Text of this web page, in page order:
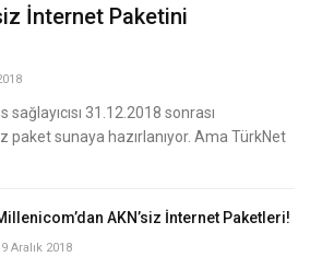
İnternet Paketini
31.12.2018 sonrası
paket sunaya hazırlanıyor. Ama TürkNet
AKN’siz İnternet Paketleri!
Aralık 2018